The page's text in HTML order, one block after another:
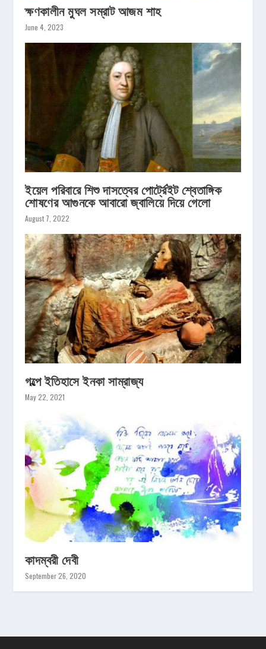
ক্ষণকালীন মুঘল সম্রাট আজম শাহ
June 4, 2023
ইয়েল পরিবারে শিশু দাসত্বের পোর্ট্রেইট শ্বেতাঙ্গিক
শোষণের আগুনকে আবারো জ্বালিয়ে দিয়ে গেলো
August 7, 2022
গল্পে ইতিহাসে ইনকা সাম্রাজ্য
May 22, 2021
কাদম্বরী দেবী
September 26, 2020